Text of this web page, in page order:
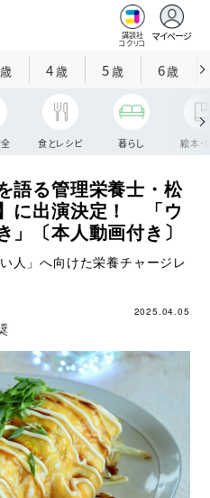
講談社
コクリコ
マイページ
歳 4歳 5歳 6歳
食とレシピ 暮らし 絵本・
語る管理栄養士・松
に出演決定！ 「ウ
」〔本人動画付き〕
人」へ向けた栄養チャージレ
2025.04.05